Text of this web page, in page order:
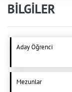
BİLGİLER
Aday Öğrenci
Mezunlar